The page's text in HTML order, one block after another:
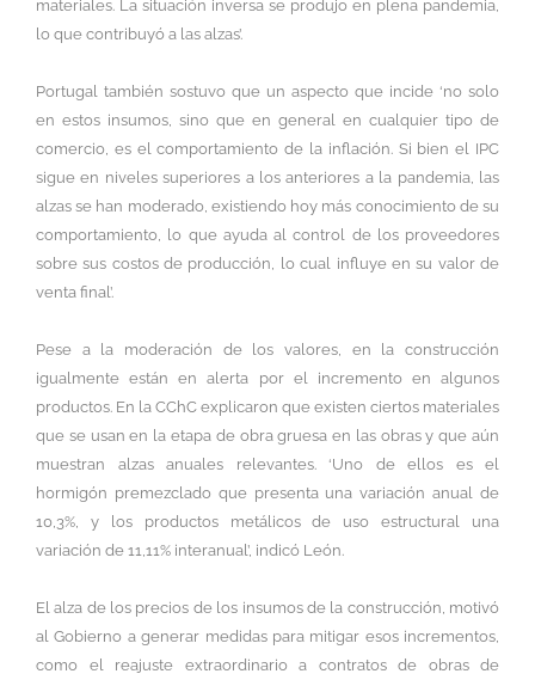
materiales. La situación inversa se produjo en plena pandemia,
lo que contribuyó a las alzas’.
Portugal también sostuvo que un aspecto que incide ‘no solo
en estos insumos, sino que en general en cualquier tipo de
comercio, es el comportamiento de la inflación. Si bien el IPC
sigue en niveles superiores a los anteriores a la pandemia, las
alzas se han moderado, existiendo hoy más conocimiento de su
comportamiento, lo que ayuda al control de los proveedores
sobre sus costos de producción, lo cual influye en su valor de
venta final’.
Pese a la moderación de los valores, en la construcción
igualmente están en alerta por el incremento en algunos
productos. En la CChC explicaron que existen ciertos materiales
que se usan en la etapa de obra gruesa en las obras y que aún
muestran alzas anuales relevantes. ‘Uno de ellos es el
hormigón premezclado que presenta una variación anual de
10,3%, y los productos metálicos de uso estructural una
variación de 11,11% interanual’, indicó León.
El alza de los precios de los insumos de la construcción, motivó
al Gobierno a generar medidas para mitigar esos incrementos,
como el reajuste extraordinario a contratos de obras de